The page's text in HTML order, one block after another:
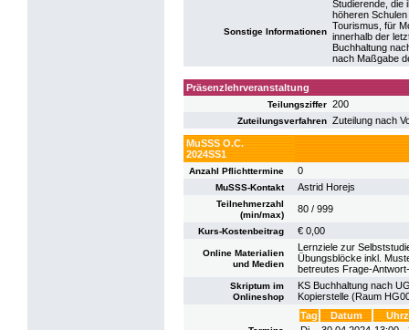
Sonstige Informationen
Studierende, die
höheren
Tourismus, für
innerhalb der
Buchhaltung
nach Maßgabe
Präsenzlehrveranstaltung
Teilungsziffer 200
Zuteilungsverfahren Zuteilung nach
MuSSS O.C.
2024SS1
Anzahl Pflichttermine 0
MuSSS-Kontakt Astrid Horejs
Teilnehmerzahl
(min/max)
80 / 999
Kurs-Kostenbeitrag € 0,00
Online Materialien
und Medien
Lernziele zur
Übungsblöcke inkl.
betreutes Frage-
Skriptum im
Onlineshop
KS Buchhaltung nach
Kopierstelle (Raum
Tag Datum